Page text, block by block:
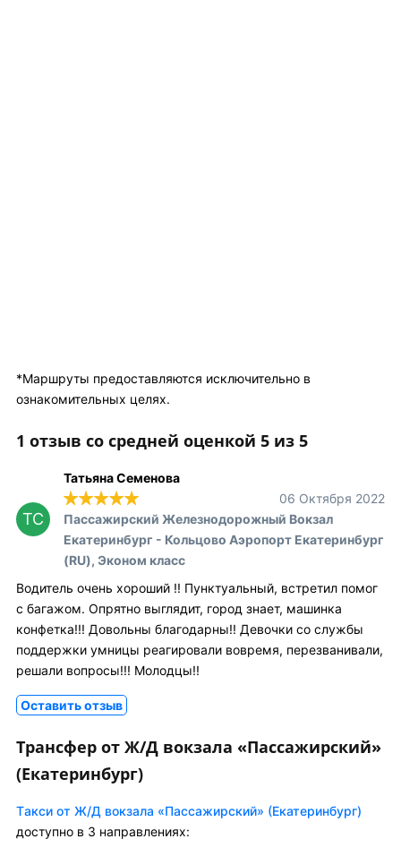
*Маршруты предоставляются исключительно в
ознакомительных целях.
1 отзыв со средней оценкой 5 из 5
ТС
Татьяна Семенова
06 Октября 2022
Пассажирский Железнодорожный Вокзал
Екатеринбург - Кольцово Аэропорт Екатеринбург
(RU), Эконом класс
Водитель очень хороший !! Пунктуальный, встретил помог
с багажом. Опрятно выглядит, город знает, машинка
конфетка!!! Довольны благодарны!! Девочки со службы
поддержки умницы реагировали вовремя, перезванивали,
решали вопросы!!! Молодцы!!
Оставить отзыв
Трансфер от Ж/Д вокзала «Пассажирский»
(Екатеринбург)
Tакси от Ж/Д вокзала «Пассажирский» (Екатеринбург)
доступно в 3 направлениях: